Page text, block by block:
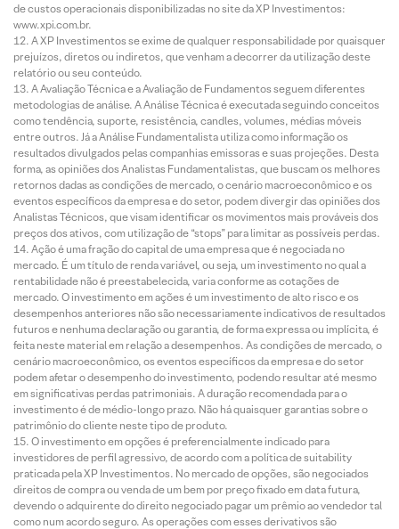
de custos operacionais disponibilizadas no site da XP Investimentos:
www.xpi.com.br.
A XP Investimentos se exime de qualquer responsabilidade por quaisquer
prejuízos, diretos ou indiretos, que venham a decorrer da utilização deste
relatório ou seu conteúdo.
A Avaliação Técnica e a Avaliação de Fundamentos seguem diferentes
metodologias de análise. A Análise Técnica é executada seguindo conceitos
como tendência, suporte, resistência, candles, volumes, médias móveis
entre outros. Já a Análise Fundamentalista utiliza como informação os
resultados divulgados pelas companhias emissoras e suas projeções. Desta
forma, as opiniões dos Analistas Fundamentalistas, que buscam os melhores
retornos dadas as condições de mercado, o cenário macroeconômico e os
eventos específicos da empresa e do setor, podem divergir das opiniões dos
Analistas Técnicos, que visam identificar os movimentos mais prováveis dos
preços dos ativos, com utilização de “stops” para limitar as possíveis perdas.
Ação é uma fração do capital de uma empresa que é negociada no
mercado. É um título de renda variável, ou seja, um investimento no qual a
rentabilidade não é preestabelecida, varia conforme as cotações de
mercado. O investimento em ações é um investimento de alto risco e os
desempenhos anteriores não são necessariamente indicativos de resultados
futuros e nenhuma declaração ou garantia, de forma expressa ou implícita, é
feita neste material em relação a desempenhos. As condições de mercado, o
cenário macroeconômico, os eventos específicos da empresa e do setor
podem afetar o desempenho do investimento, podendo resultar até mesmo
em significativas perdas patrimoniais. A duração recomendada para o
investimento é de médio-longo prazo. Não há quaisquer garantias sobre o
patrimônio do cliente neste tipo de produto.
O investimento em opções é preferencialmente indicado para
investidores de perfil agressivo, de acordo com a política de suitability
praticada pela XP Investimentos. No mercado de opções, são negociados
direitos de compra ou venda de um bem por preço fixado em data futura,
devendo o adquirente do direito negociado pagar um prêmio ao vendedor tal
como num acordo seguro. As operações com esses derivativos são